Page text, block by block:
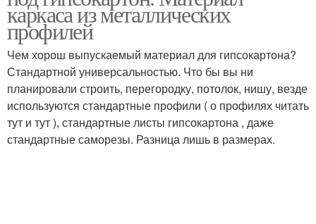
каркаса из металлических
профилей
Чем хорош выпускаемый материал для гипсокартона?
Стандартной универсальностью. Что бы вы ни
планировали строить, перегородку, потолок, нишу, везде
используются стандартные профили ( о профилях читать
тут и тут ), стандартные листы гипсокартона , даже
стандартные саморезы. Разница лишь в размерах.